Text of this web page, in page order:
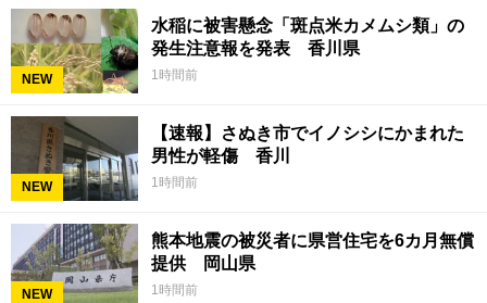
NEW
水稲に被害懸念「斑点米カメムシ類」の
発生注意報を発表 香川県
1時間前
NEW
【速報】さぬき市でイノシシにかまれた
男性が軽傷 香川
1時間前
NEW
熊本地震の被災者に県営住宅を6カ月無償
提供 岡山県
1時間前